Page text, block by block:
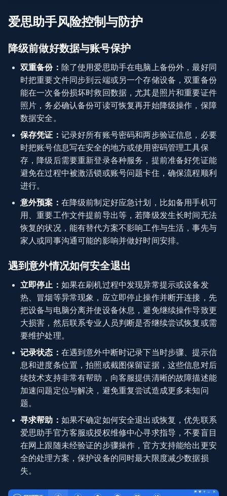
爱思助手风险控制与防护
降级前做好数据与账号保护
双重备份： 除了使用爱思助手在电脑上备份外，最好同
时把重要文件同步到云端或另一个存储设备，双重备份
能在一次备份损坏时救回数据，尤其是照片和重要证件
照片，务必确认备份可读可恢复再开始降级操作，保障
数据安全。
保存凭证： 记录好所有账号密码和两步验证信息，必要
时把账号信息写在安全的地方或使用密码管理工具保
存，降级后需要重新登录各种服务，提前准备好凭证能
避免在过程中被激活锁或账号问题卡住，确保流程顺利
进行。
意外预案： 在降级前制定好应急计划，比如备用手机可
用、重要工作文件提前导出等，若降级发生长时间无法
恢复的状况，能有替代方案不影响工作与生活，事先与
家人或同事沟通可能的影响并做好时间安排。
遇到意外情况如何安全退出
立即停止： 如果在刷机过程中发现异常提示或设备发
热、冒烟等异常现象，应立即停止操作并断开连接，先
把设备与电脑分离并使设备休息，避免继续操作导致更
大损害，然后联系专业人员判断是否继续尝试恢复或需
要维护处理。
记录状态： 在遇到意外中断时记录下当时步骤、提示信
息和进度条位置，拍照或截图保留证据，这些信息对后
续技术支持非常有帮助，向客服提供清晰的故障描述能
加速问题定位与解决，避免重复尝试造成更多未知问
题。
寻求帮助： 如果不确定如何安全退出或恢复，优先联系
爱思助手官方客服或授权维修中心寻求指导，不要盲目
在网上跟随未经验证的步骤操作，官方支持能给出更安
全的处理方案，保护设备的同时最大限度减少数据损
失。